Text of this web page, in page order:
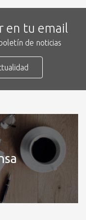
en tu email
de noticias